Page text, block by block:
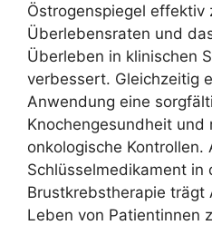
Östrogenspiegel effektiv
Überlebensraten und
Überleben in klinischen
verbessert. Gleichzeitig
Anwendung eine
Knochengesundheit und
onkologische Kontrollen.
Schlüsselmedikament in
Brustkrebstherapie trägt
Leben von Patientinnen